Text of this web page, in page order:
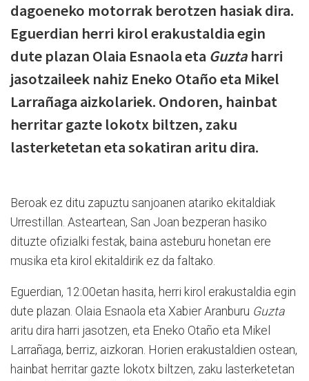
dagoeneko motorrak berotzen hasiak dira.
Eguerdian herri kirol erakustaldia egin
dute plazan Olaia Esnaola eta Guzta harri
jasotzaileek nahiz Eneko Otaño eta Mikel
Larrañaga aizkolariek. Ondoren, hainbat
herritar gazte lokotx biltzen, zaku
lasterketetan eta sokatiran aritu dira.
Beroak ez ditu zapuztu sanjoanen atariko ekitaldiak
Urrestillan. Asteartean, San Joan bezperan hasiko
dituzte ofizialki festak, baina asteburu honetan ere
musika eta kirol ekitaldirik ez da faltako.
Eguerdian, 12:00etan hasita, herri kirol erakustaldia egin
dute plazan. Olaia Esnaola eta Xabier Aranburu Guzta
aritu dira harri jasotzen, eta Eneko Otaño eta Mikel
Larrañaga, berriz, aizkoran. Horien erakustaldien ostean,
hainbat herritar gazte lokotx biltzen, zaku lasterketetan